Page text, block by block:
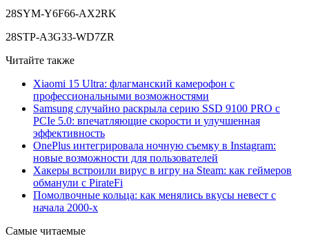
28SYM-Y6F66-AX2RK
28STP-A3G33-WD7ZR
Читайте также
Xiaomi 15 Ultra: флагманский камерофон с
профессиональными возможностями
Samsung случайно раскрыла серию SSD 9100 PRO с
PCIe 5.0: впечатляющие скорости и улучшенная
эффективность
OnePlus интегрировала ночную съемку в Instagram:
новые возможности для пользователей
Хакеры встроили вирус в игру на Steam: как геймеров
обманули с PirateFi
Помолвочные кольца: как менялись вкусы невест с
начала 2000-х
Самые читаемые